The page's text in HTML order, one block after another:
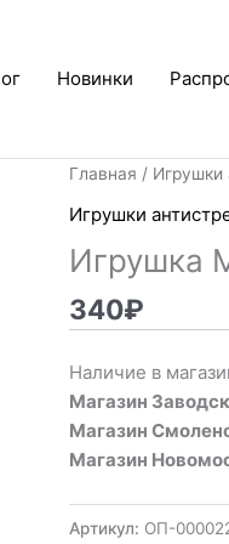
Новинки
Главная / Игрушки
Игрушки
Игрушка
340₽
Наличие в
Магазин
Магазин
Магазин
Артикул: ОП-